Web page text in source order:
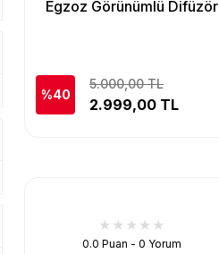
Egzoz Görünümlü Difüzör
%40
5.000,00 TL
2.999,00 TL
0.0 Puan - 0 Yorum